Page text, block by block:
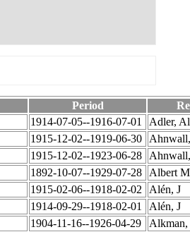
Period
1914-07-05--1916-07-01 Adler,
1915-12-02--1919-06-30
1915-12-02--1923-06-28
1892-10-07--1929-07-28 Albert
1915-02-06--1918-02-02 Alén, J
1914-09-29--1918-02-01 Alén, J
1904-11-16--1926-04-29 Alkman,